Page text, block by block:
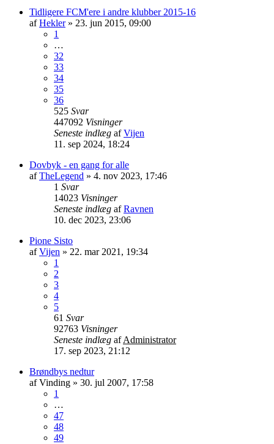
Tidligere FCM'ere i andre klubber 2015-16
afHekler» 23. jun 2015, 09:00
1
…
32
33
34
35
36
525 Svar
447092 Visninger
Seneste indlæg afVijen
11. sep 2024, 18:24
Dovbyk - en gang for alle
afTheLegend » 4. nov 2023, 17:46
1 Svar
14023 Visninger
Seneste indlæg afRavnen
10. dec 2023, 23:06
Pione Sisto
afVijen » 22. mar 2021, 19:34
1
2
3
4
5
61 Svar
92763 Visninger
Seneste indlæg afAdministrator
17. sep 2023, 21:12
Brøndbys nedtur
afVinding » 30. jul 2007, 17:58
1
…
47
48
49